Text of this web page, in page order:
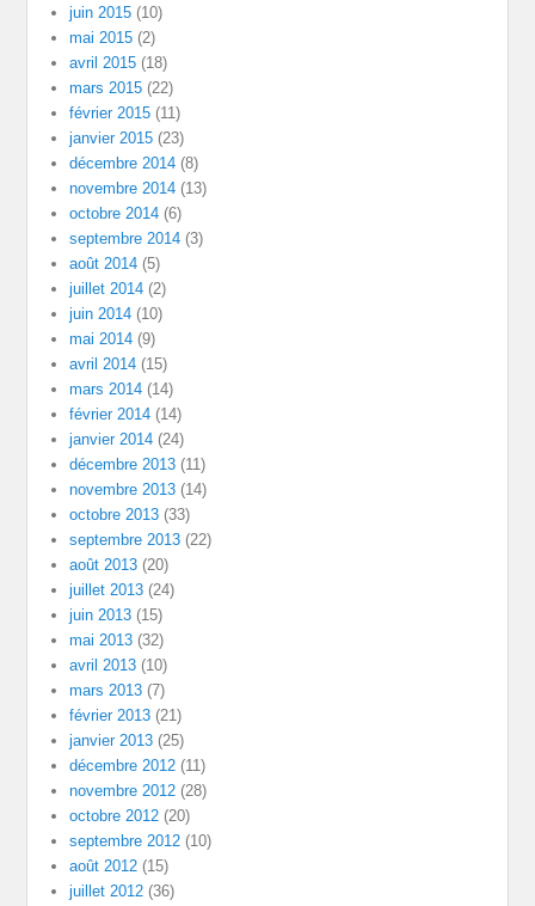
juin 2015 (10)
mai 2015 (2)
avril 2015 (18)
mars 2015 (22)
février 2015 (11)
janvier 2015 (23)
décembre 2014 (8)
novembre 2014 (13)
octobre 2014 (6)
septembre 2014 (3)
août 2014 (5)
juillet 2014 (2)
juin 2014 (10)
mai 2014 (9)
avril 2014 (15)
mars 2014 (14)
février 2014 (14)
janvier 2014 (24)
décembre 2013 (11)
novembre 2013 (14)
octobre 2013 (33)
septembre 2013 (22)
août 2013 (20)
juillet 2013 (24)
juin 2013 (15)
mai 2013 (32)
avril 2013 (10)
mars 2013 (7)
février 2013 (21)
janvier 2013 (25)
décembre 2012 (11)
novembre 2012 (28)
octobre 2012 (20)
septembre 2012 (10)
août 2012 (15)
juillet 2012 (36)